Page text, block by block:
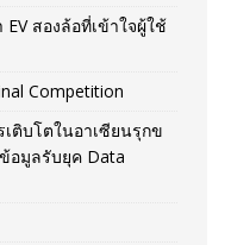
สองล้อที่เข้าใจผู้ใช้
Competition
ติบโตในอาเซียนรุกข
อมูลรับยุค Data